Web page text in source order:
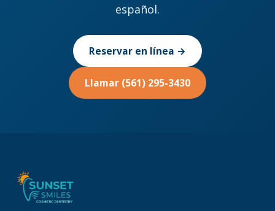
español.
Reservar en línea →
Llamar (561) 295-3430